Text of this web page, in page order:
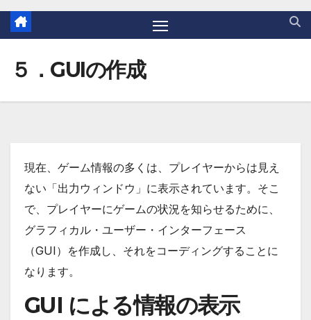
t
t
５．GUIの作成
現在、ゲーム情報の多くは、プレイヤーからは見え
ない「出力ウィンドウ」に表示されています。そこ
で、プレイヤーにゲームの状況を知らせるために、
グラフィカル・ユーザー・インターフェース
（GUI）を作成し、それをコーディングすることに
なります。
GUI による情報の表示